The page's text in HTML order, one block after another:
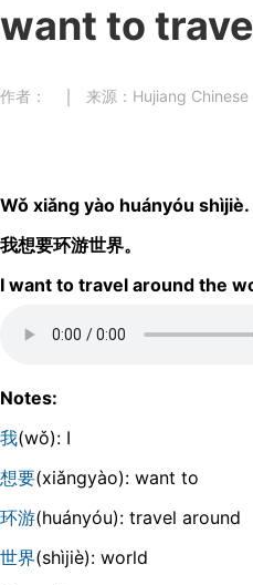
want to
作者： 来源：Hujiang Chinese
Wǒ xiǎnɡ yào huányóu shìjiè.
我想要环游世界。
I want to travel around the
Notes:
我(wǒ): I
想要(xiǎnɡyào): want to
环游(huányóu): travel around
世界(shìjiè): world